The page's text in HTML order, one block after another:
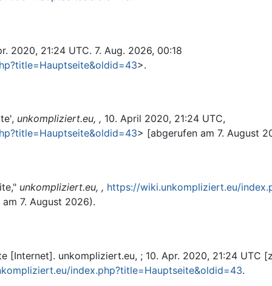
2020, 21:24 UTC. 7. Aug. 2026, 00:18
>.
unkompliziert.eu, , 10. April 2020, 21:24 UTC,
> [abgerufen am 7. August
unkompliziert.eu, , https://wiki.unkompliziert.eu/
7. August 2026).
[Internet]. unkompliziert.eu, ; 10. Apr. 2020, 21:24 UTC
index.php?title=Hauptseite&oldid=43.